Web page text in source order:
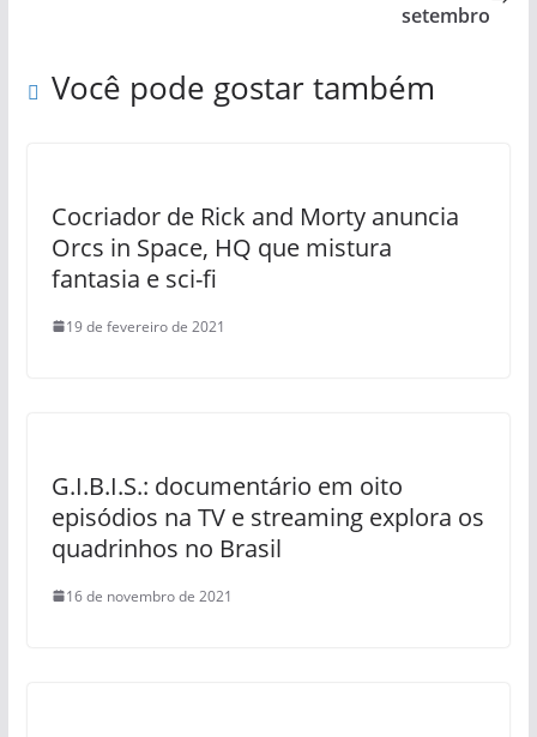
setembro
Você pode gostar também
Cocriador de Rick and Morty anuncia
Orcs in Space, HQ que mistura
fantasia e sci-fi
19 de fevereiro de 2021
G.I.B.I.S.: documentário em oito
episódios na TV e streaming explora os
quadrinhos no Brasil
16 de novembro de 2021